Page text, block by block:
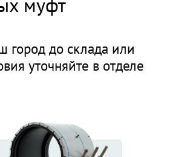
муфт
город до склада или
уточняйте в отделе